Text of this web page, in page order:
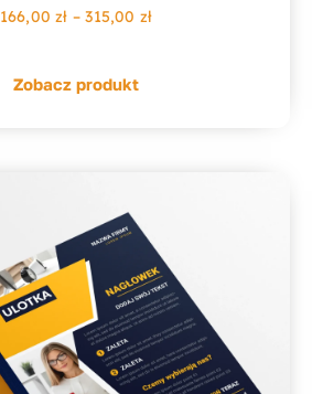
166,00zł – 315,00 złZakres
Zobacz produkt